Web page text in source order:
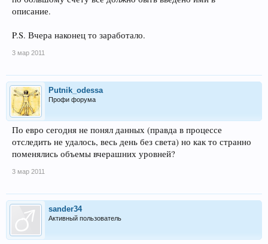
описание.
P.S. Вчера наконец то заработало.
3 мар 2011
Putnik_odessa
Профи форума
По евро сегодня не понял данных (правда в процессе
отследить не удалось, весь день без света) но как то странно
поменялись объемы вчерашних уровней?
3 мар 2011
sander34
Активный пользователь